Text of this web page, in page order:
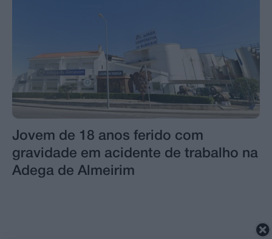
Jovem de 18 anos ferido com
gravidade em acidente de trabalho na
Adega de Almeirim